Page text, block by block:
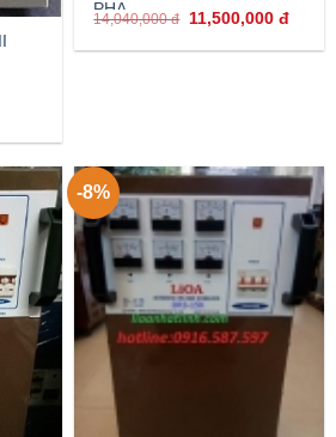
PHA
14,040,000đ 11,500,000 đ
-8%